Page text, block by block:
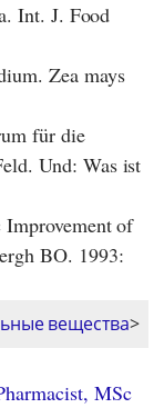
Int. J. Food
Zea mays
für die
Und: Was ist
of
BO. 1993:
вещества>
MSc